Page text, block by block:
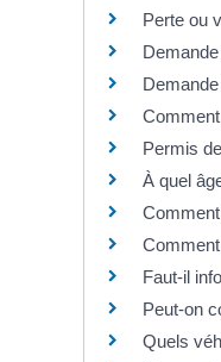
Perte ou
Permis
À quel
Faut-il
Peut-on
Quels